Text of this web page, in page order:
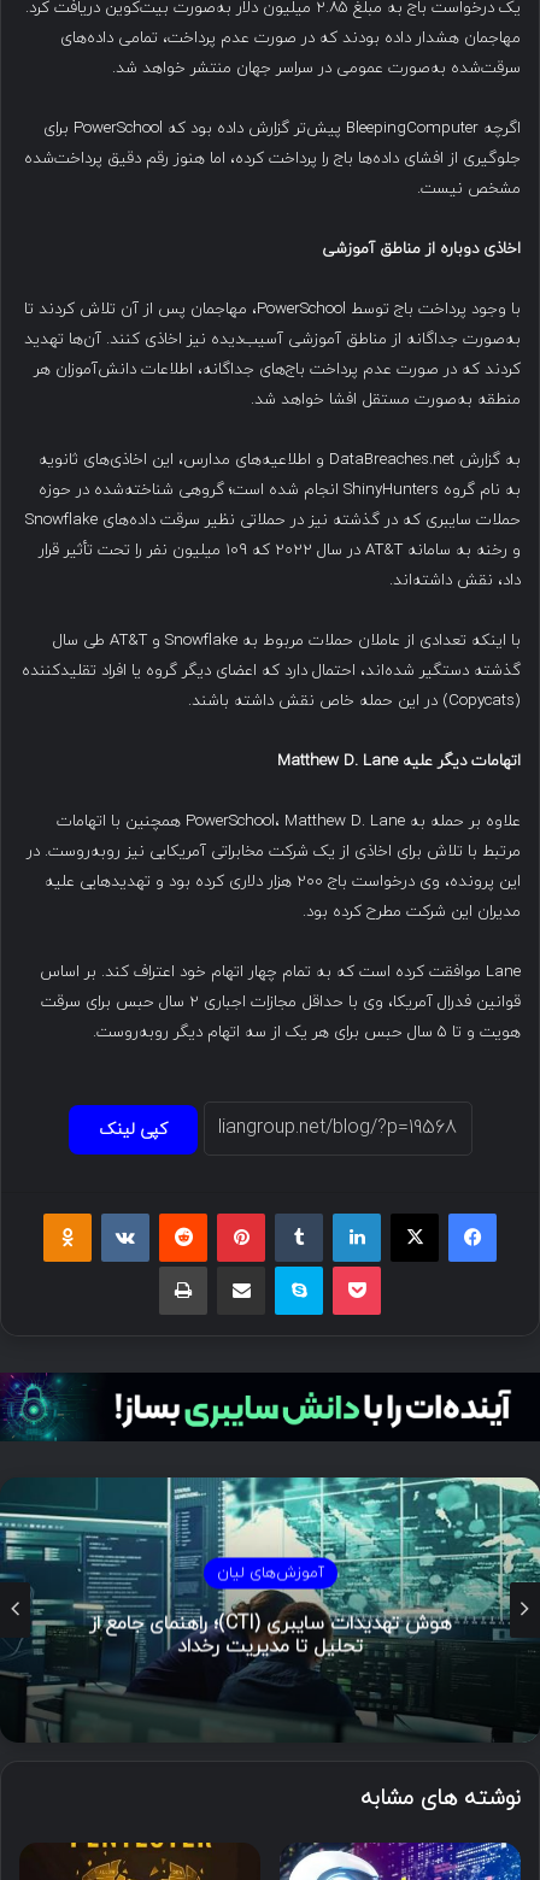
یک درخواست باج به مبلغ ۲.۸۵ میلیون دلار به‌صورت بیت‌کوین دریافت کرد.
مهاجمان هشدار داده بودند که در صورت عدم پرداخت، تمامی داده‌های
سرقت‌شده به‌صورت عمومی در سراسر جهان منتشر خواهد شد.
اگرچه BleepingComputer پیش‌تر گزارش داده بود که PowerSchool برای
جلوگیری از افشای داده‌ها باج را پرداخت کرده، اما هنوز رقم دقیق پرداخت‌شده
مشخص نیست.
اخاذی دوباره از مناطق آموزشی
با وجود پرداخت باج توسط PowerSchool، مهاجمان پس از آن تلاش کردند تا
به‌صورت جداگانه از مناطق آموزشی آسیب‌دیده نیز اخاذی کنند. آن‌ها تهدید
کردند که در صورت عدم پرداخت باج‌های جداگانه، اطلاعات دانش‌آموزان هر
منطقه به‌صورت مستقل افشا خواهد شد.
به گزارش DataBreaches.net و اطلاعیه‌های مدارس، این اخاذی‌های ثانویه
به نام گروه ShinyHunters انجام شده است؛ گروهی شناخته‌شده در حوزه
حملات سایبری که در گذشته نیز در حملاتی نظیر سرقت داده‌های Snowflake
و رخنه به سامانه AT&T در سال ۲۰۲۲ که ۱۰۹ میلیون نفر را تحت تأثیر قرار
داد، نقش داشته‌اند.
با اینکه تعدادی از عاملان حملات مربوط به Snowflake و AT&T طی سال
گذشته دستگیر شده‌اند، احتمال دارد که اعضای دیگر گروه یا افراد تقلیدکننده
(Copycats) در این حمله خاص نقش داشته باشند.
اتهامات دیگر علیه Matthew D. Lane
علاوه بر حمله به PowerSchool، Matthew D. Lane همچنین با اتهامات
مرتبط با تلاش برای اخاذی از یک شرکت مخابراتی آمریکایی نیز روبه‌روست. در
این پرونده، وی درخواست باج ۲۰۰ هزار دلاری کرده بود و تهدیدهایی علیه
مدیران این شرکت مطرح کرده بود.
Lane موافقت کرده است که به تمام چهار اتهام خود اعتراف کند. بر اساس
قوانین فدرال آمریکا، وی با حداقل مجازات اجباری ۲ سال حبس برای سرقت
هویت و تا ۵ سال حبس برای هر یک از سه اتهام دیگر روبه‌روست.
کپی لینک
فیسبوک ایکس لینکداین پینتریست
پاکت اسکایپ چاپ
آموزش‌های لیان
هوش تهدیدات سایبری (CTI)؛ راهنمای جامع از
تحلیل تا مدیریت رخداد
نوشته های مشابه